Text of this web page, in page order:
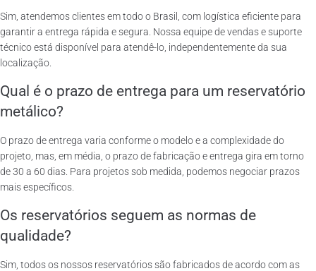
Sim, atendemos clientes em todo o Brasil, com logística eficiente para
garantir a entrega rápida e segura. Nossa equipe de vendas e suporte
técnico está disponível para atendê-lo, independentemente da sua
localização.
Qual é o prazo de entrega para um reservatório
metálico?
O prazo de entrega varia conforme o modelo e a complexidade do
projeto, mas, em média, o prazo de fabricação e entrega gira em torno
de 30 a 60 dias. Para projetos sob medida, podemos negociar prazos
mais específicos.
Os reservatórios seguem as normas de
qualidade?
Sim, todos os nossos reservatórios são fabricados de acordo com as